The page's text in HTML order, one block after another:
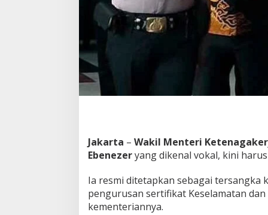
T
e
J
h
R
p
M
i
Jakarta – Wakil Menteri
Ebenezeryang dikenal vokal, kini
Ia resmi ditetapkan sebagai tersangka
pengurusan sertifikat Keselamatan
kementeriannya.